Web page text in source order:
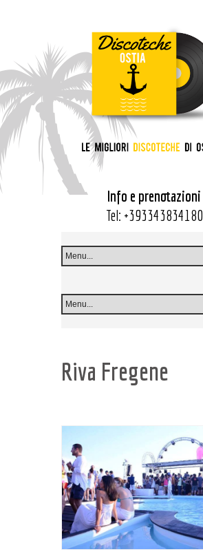
Info e prenotazioni
Tel: +393343834180
Riva Fregene